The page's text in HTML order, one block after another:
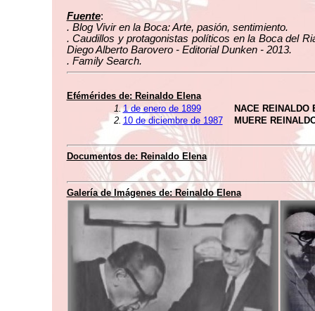
Fuente:
. Blog Vivir en la Boca: Arte, pasión, sentimiento.
. Caudillos y protagonistas políticos en la Boca del
Diego Alberto Barovero - Editorial Dunken - 2013.
. Family Search.
Efémérides de: Reinaldo Elena
1.1 de enero de 1899
NACE REINALDO
2. 10 de diciembre de 1987 MUERE
Documentos de: Reinaldo Elena
Galería de Imágenes de: Reinaldo Elena